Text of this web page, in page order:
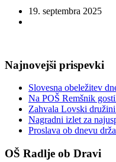
19. septembra 2025
Najnovejši prispevki
Slovesna obeležitev
Na POŠ Remšnik
Zahvala Lovski
Nagradni izlet za
Proslava ob dnevu
OŠ Radlje ob Dravi